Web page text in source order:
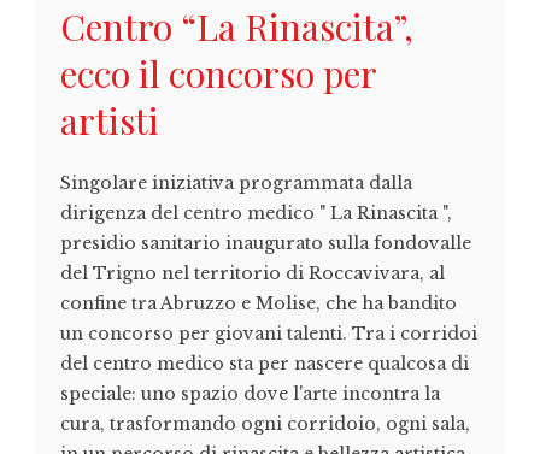
Centro “La Rinascita”,
ecco il concorso per
artisti
Singolare iniziativa programmata dalla
dirigenza del centro medico " La Rinascita ",
presidio sanitario inaugurato sulla fondovalle
del Trigno nel territorio di Roccavivara, al
confine tra Abruzzo e Molise, che ha bandito
un concorso per giovani talenti. Tra i corridoi
del centro medico sta per nascere qualcosa di
speciale: uno spazio dove l'arte incontra la
cura, trasformando ogni corridoio, ogni sala,